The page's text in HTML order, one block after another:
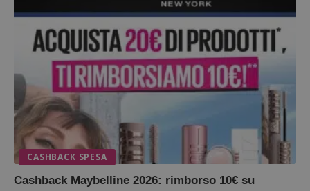
CASHBACK SPESA
Cashback Maybelline 2026: rimborso 10€ su